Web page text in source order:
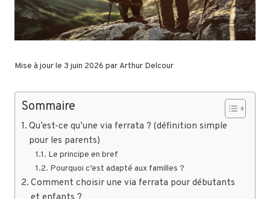
Mise à jour le 3 juin 2026 parArthur Delcour
Sommaire
Qu’est-ce qu’une via ferrata ? (définition simple
pour les parents)
Le principe en bref
Pourquoi c’est adapté aux familles ?
Comment choisir une via ferrata pour débutants